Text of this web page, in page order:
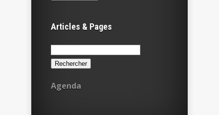
Articles & Pages
Rechercher :
Agenda